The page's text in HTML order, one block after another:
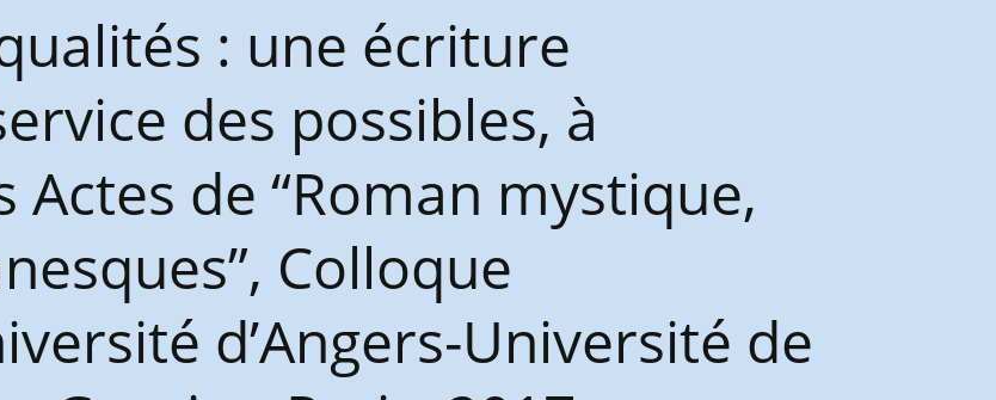
: une écriture
des possibles, à
de “Roman mystique,
Colloque
d’Angers-Université de